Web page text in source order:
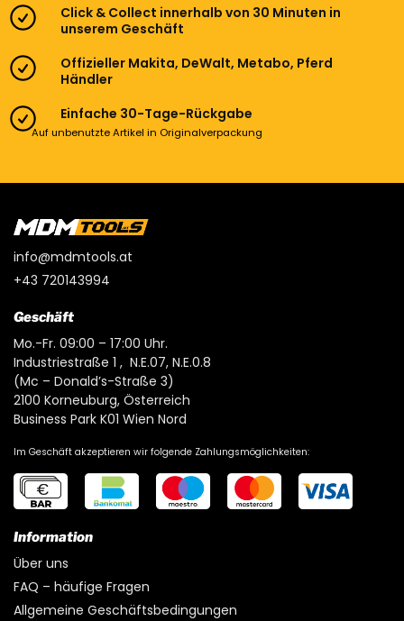
Click & Collect innerhalb von 30 Minuten in
unserem Geschäft
Offizieller Makita, DeWalt, Metabo, Pferd
Händler
Einfache 30-Tage-Rückgabe
Auf unbenutzte Artikel in Originalverpackung
info@mdmtools.at
+43 720143994
Geschäft
Mo.-Fr. 09:00 – 17:00 Uhr.
Industriestraße 1 , N.E.07, N.E.0.8
(Mc – Donald’s-Straße 3)
2100 Korneuburg, Österreich
Business Park K01 Wien Nord
Im Geschäft akzeptieren wir folgende Zahlungsmöglichkeiten:
Information
Über uns
FAQ – häufige Fragen
Allgemeine Geschäftsbedingungen